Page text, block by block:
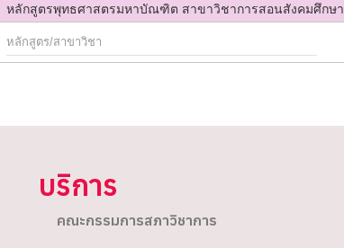
หลักสูตรพุทธศาสตรมหาบัณฑิต สาขาวิชาการสอนสังคมศึกษา
บริการ
คณะกรรมการสภาวิชาการ